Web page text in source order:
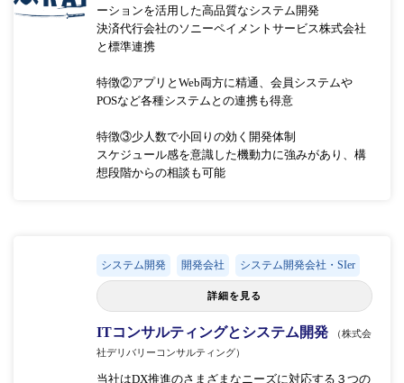
ーションを活用した高品質なシステム開発
決済代行会社のソニーペイメントサービス株式会社
と標準連携
特徴②アプリとWeb両方に精通、会員システムや
POSなど各種システムとの連携も得意
特徴③少人数で小回りの効く開発体制
スケジュール感を意識した機動力に強みがあり、構
想段階からの相談も可能
システム開発 開発会社 システム開発会社・SIer
詳細を見る
ITコンサルティングとシステム開発
（株式会
社デリバリーコンサルティング）
当社はDX推進のさまざまなニーズに対応する３つの